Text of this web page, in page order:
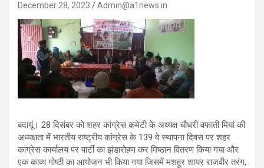
December 28, 2023 Admin@a1news.in
बदायूं। 28 दिसंबर को शहर कांग्रेस कमेटी के अध्यक्ष चौधरी वफाती मियां की
अध्यक्षता में भारतीय राष्ट्रीय कांग्रेस के 139 वे स्थापना दिवस पर शहर
कांग्रेस कार्यालय पर पार्टी का झंडारोहण कर मिष्ठान वितरण किया गया और
एक काव्य गोष्ठी का आयोजन भी किया गया जिसमें मशहूर शायर राजवीर तरंग,